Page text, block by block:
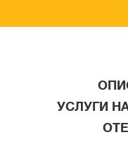
УСЛУГИ